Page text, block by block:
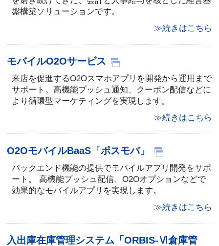
盤構築ソリューションです。
≫続きはこちら
モバイルO2Oサービス
来店を促進するO2Oスマホアプリを開発から運用まで
サポート。高機能プッシュ通知、クーポン配信などに
より循環型マーケティングを実現します。
≫続きはこちら
O2OモバイルBaaS「ポスモバ」
バックエンド機能の提供でモバイルアプリ開発をサポ
ート。 高機能プッシュ配信、O2Oオプションなどで
効果的なモバイルアプリを実現します。
≫続きはこちら
入出庫在庫管理システム「ORBIS-Ⅵ倉庫管